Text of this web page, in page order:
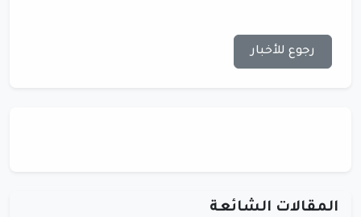
رجوع للأخبار
المقالات الشائعة